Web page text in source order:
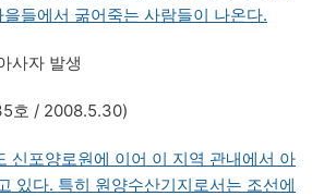
들에서 굶어죽는 사람들이 나온다.
사자 발생
호 / 2008.5.30)
신포양로원에 이어 이 지역 관내에서 아
있다. 특히 원양수산기지로서는 조선에